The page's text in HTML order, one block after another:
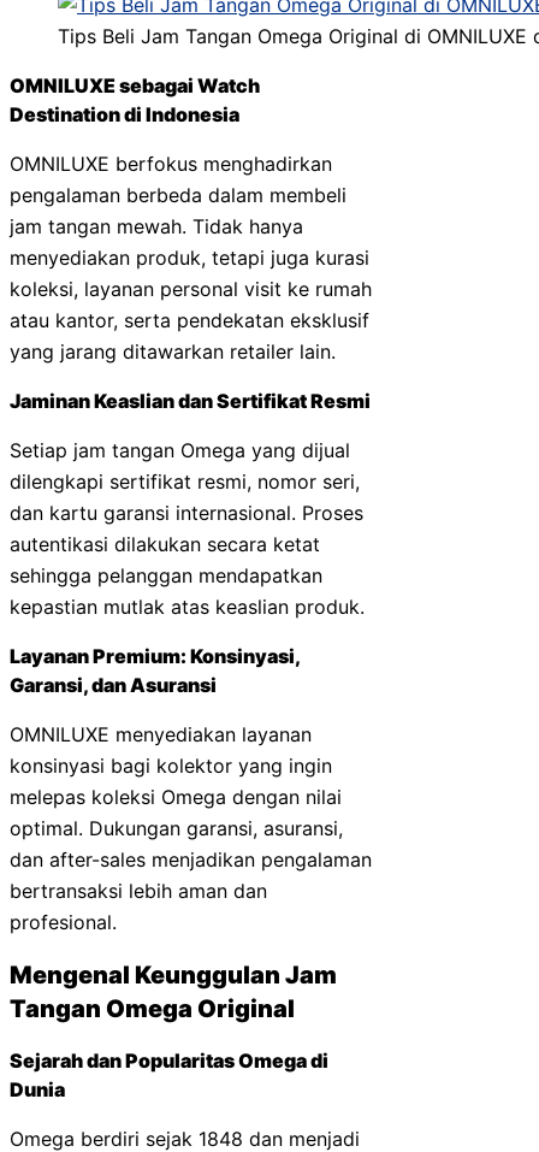
Tips Beli Jam Tangan Omega Original di
OMNILUXE sebagai Watch
Destination di Indonesia
OMNILUXE berfokus menghadirkan
pengalaman berbeda dalam membeli
jam tangan mewah. Tidak hanya
menyediakan produk, tetapi juga kurasi
koleksi, layanan personal visit ke rumah
atau kantor, serta pendekatan eksklusif
yang jarang ditawarkan retailer lain.
Jaminan Keaslian dan Sertifikat Resmi
Setiap jam tangan Omega yang dijual
dilengkapi sertifikat resmi, nomor seri,
dan kartu garansi internasional. Proses
autentikasi dilakukan secara ketat
sehingga pelanggan mendapatkan
kepastian mutlak atas keaslian produk.
Layanan Premium: Konsinyasi,
Garansi, dan Asuransi
OMNILUXE menyediakan layanan
konsinyasi bagi kolektor yang ingin
melepas koleksi Omega dengan nilai
optimal. Dukungan garansi, asuransi,
dan after-sales menjadikan pengalaman
bertransaksi lebih aman dan
profesional.
Mengenal Keunggulan Jam
Tangan Omega Original
Sejarah dan Popularitas Omega di
Dunia
Omega berdiri sejak 1848 dan menjadi